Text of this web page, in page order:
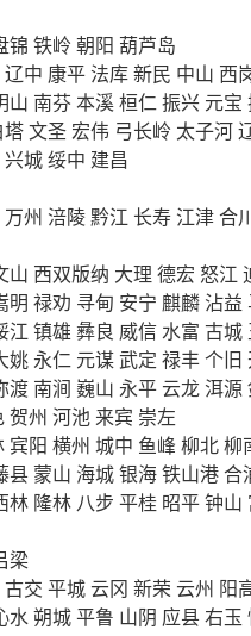
锦 铁岭 朝阳 葫芦岛
辽中 康平 法库新民 中山 西
山 南芬 本溪桓仁振兴 元宝
塔文圣宏伟 弓长岭 太子河
兴城绥中 建昌
万州 涪陵黔江 长寿 江津合
山 西双版纳 大理 德宏 怒江
明 禄劝 寻甸 安宁 麒麟 沾益
江 镇雄 彝良 威信水富 古城
姚 永仁 元谋武定 禄丰个旧
渡 南涧 巍山 永平 云龙 洱源
贺州 河池 来宾 崇左
宾阳 横州 城中 鱼峰 柳北柳
县蒙山 海城银海铁山港合
林 隆林 八步 平桂 昭平钟山
梁
古交 平城 云冈 新荣 云州 阳
水朔城平鲁 山阴 应县右玉